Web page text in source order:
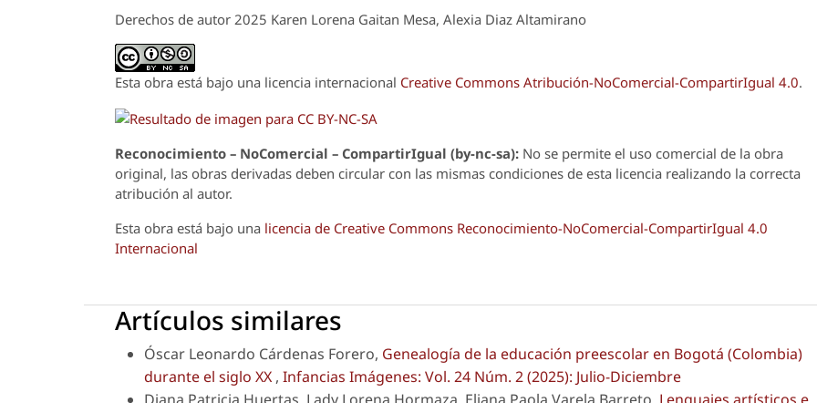
Derechos de autor 2025 Karen Lorena Gaitan Mesa, Alexia Diaz Altamirano
Esta obra está bajo una licencia internacional Creative Commons Atribución-NoComercial-CompartirIgual 4.0.
Reconocimiento – NoComercial – CompartirIgual (by-nc-sa): No se permite el uso comercial de la obra
original, las obras derivadas deben circular con las mismas condiciones de esta licencia realizando la correcta
atribución al autor.
Esta obra está bajo una licencia de Creative Commons Reconocimiento-NoComercial-CompartirIgual 4.0
Internacional
Artículos similares
Óscar Leonardo Cárdenas Forero, Genealogía de la educación preescolar en Bogotá (Colombia)
durante el siglo XX , Infancias Imágenes: Vol. 24 Núm. 2 (2025): Julio-Diciembre